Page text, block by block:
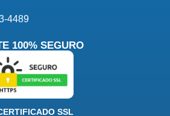
4489
100% SEGURO
SSL